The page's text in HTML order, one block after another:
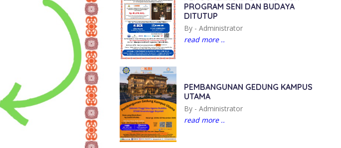
PROGRAM SENI DAN BUDAYA
DITUTUP
By -Administrator
read more ..
PEMBANGUNAN GEDUNG KAMPUS
UTAMA
By -Administrator
read more ..